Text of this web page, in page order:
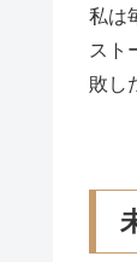
私は
スト
敗し